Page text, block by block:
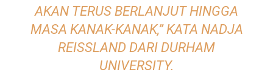
AKAN TERUS BERLANJUT HINGGA
MASA KANAK-KANAK,” KATA NADJA
REISSLAND DARI DURHAM
UNIVERSITY.